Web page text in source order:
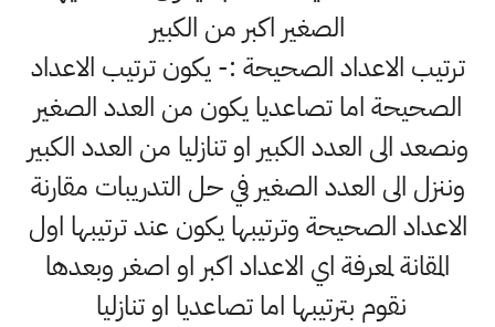
الصغير اكبر من الكبير
ترتيب الاعداد الصحيحة :- يكون ترتيب الاعداد
الصحيحة اما تصاعديا يكون من العدد الصغير
ونصعد الى العدد الكبير او تنازليا من العدد الكبير
وننزل الى العدد الصغير في حل التدريبات مقارنة
الاعداد الصحيحة وترتيبها يكون عند ترتيبها اول
المقانة لمعرفة اي الاعداد اكبر او اصغر وبعدها
نقوم بترتيبها اما تصاعديا او تنازليا